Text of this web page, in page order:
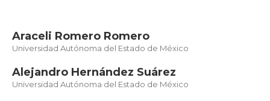
Araceli Romero Romero
Universidad Autónoma del Estado de México
Alejandro Hernández Suárez
Universidad Autónoma del Estado de México